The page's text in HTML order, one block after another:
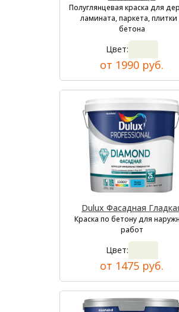
Полуглянцевая краска для
ламината, паркета, плитки
бетона
Цвет:
от 1990 руб.
Dulux Фасадная
Краска по бетону для
работ
Цвет:
от 1475 руб.